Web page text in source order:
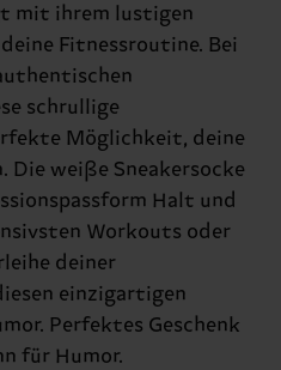
mit ihrem lustigen
Fitnessroutine. Bei
schrullige
Möglichkeit, deine
Die weiße Sneakersocke
Halt und
Workouts oder
deiner
einzigartigen
Perfektes Geschenk
für Humor.